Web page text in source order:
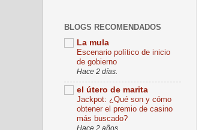
BLOGS RECOMENDADOS
La mula
Escenario político de inicio
de gobierno
Hace 2 días.
el útero de marita
Jackpot: ¿Qué son y cómo
obtener el premio de casino
más buscado?
Hace 2 años.